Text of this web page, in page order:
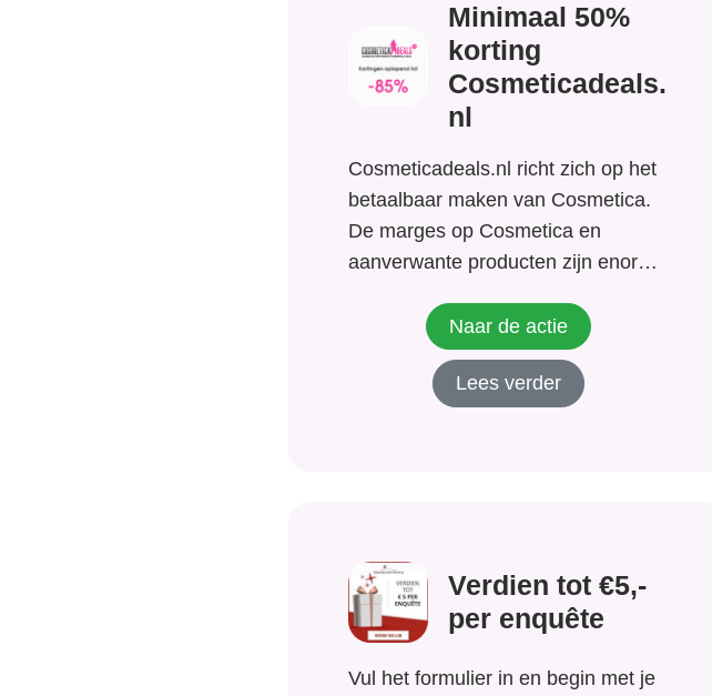
Minimaal 50%
korting
Cosmeticadeals.
nl
Cosmeticadeals.nl richt zich op het
betaalbaar maken van Cosmetica.
De marges op Cosmetica en
aanverwante producten zijn enorm
gehouden. CosmeticaDeals brengt
daar vanaf nu verandering in en
presenteert iedere dag een nieuwe
Naar de actie
Lees verder
Verdien tot €5,-
per enquête
Vul het formulier in en begin met je